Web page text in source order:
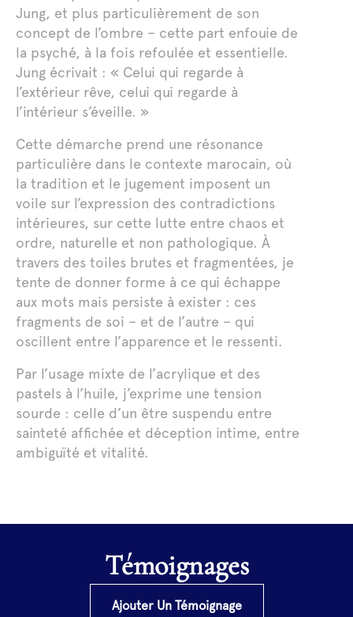
Jung, et plus particulièrement de son
concept de l’ombre – cette part enfouie de
la psyché, à la fois refoulée et essentielle.
Jung écrivait : « Celui qui regarde à
l’extérieur rêve, celui qui regarde à
l’intérieur s’éveille. »
Cette démarche prend une résonance
particulière dans le contexte marocain, où
la tradition et le jugement imposent un
voile sur l’expression des contradictions
intérieures, sur cette lutte entre chaos et
ordre, naturelle et non pathologique. À
travers des toiles brutes et fragmentées, je
tente de donner forme à ce qui échappe
aux mots mais persiste à exister : ces
fragments de soi – et de l’autre – qui
oscillent entre l’apparence et le ressenti.
Par l’usage mixte de l’acrylique et des
pastels à l’huile, j’exprime une tension
sourde : celle d’un être suspendu entre
sainteté affichée et déception intime, entre
ambiguïté et vitalité.
Témoignages
Ajouter Un Témoignage